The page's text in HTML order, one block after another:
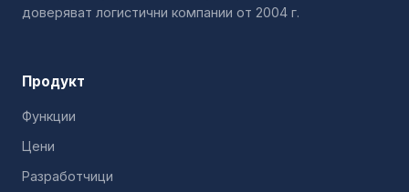
доверяват логистични компании от 2004 г.
Продукт
Функции
Цени
Разработчици